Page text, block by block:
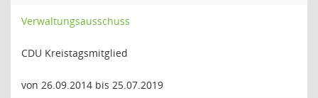
Verwaltungsausschuss
CDU Kreistagsmitglied
von 26.09.2014 bis 25.07.2019